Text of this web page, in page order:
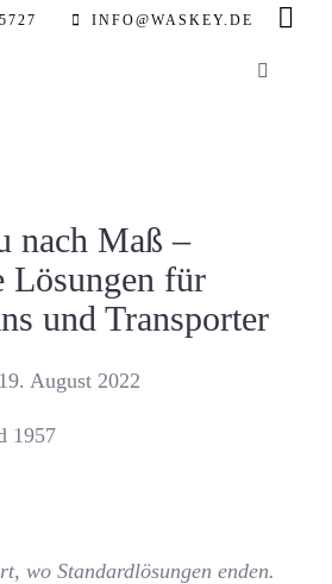
INFO@WASKEY.DE
Toggle
nach Maß –
Lösungen für
und Transporter
August 2022
wo Standardlösungen enden.